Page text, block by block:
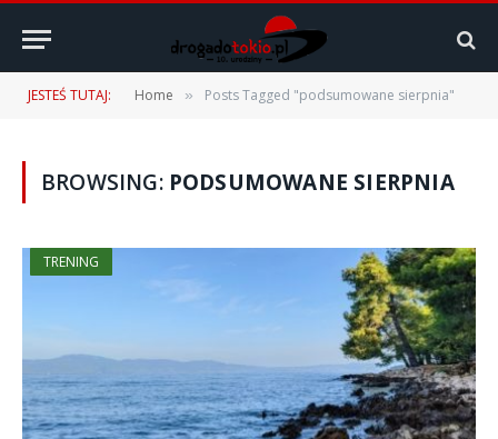
JESTEŚ TUTAJ: Home » Posts Tagged "podsumowane sierpnia"
BROWSING: PODSUMOWANE SIERPNIA
TRENING